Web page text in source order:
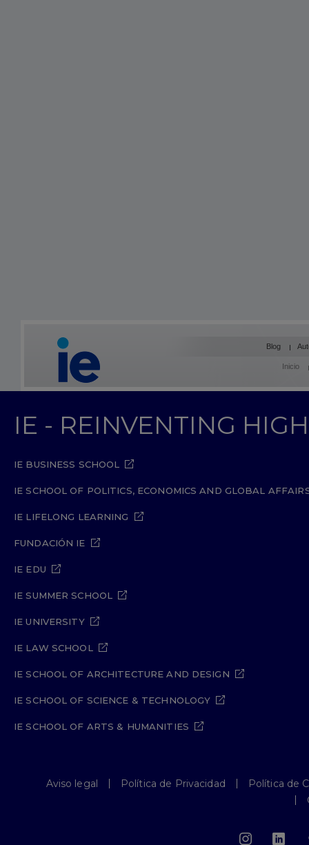
Blog
Inicio
IE - REINVENTING
IE BUSINESS SCHOOL
IE SCHOOL OF POLITICS, ECONOMICS AND GLOBAL
IE LIFELONG LEARNING
FUNDACIÓN IE
IE EDU
IE SUMMER SCHOOL
IE UNIVERSITY
IE LAW SCHOOL
IE SCHOOL OF ARCHITECTURE AND DESIGN
IE SCHOOL OF SCIENCE & TECHNOLOGY
IE SCHOOL OF ARTS & HUMANITIES
Aviso legal Política de Privacidad
Política de